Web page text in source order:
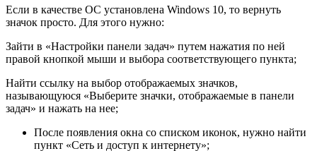
Если в качестве ОС установлена Windows 10, то вернуть
значок просто. Для этого нужно:
Зайти в «Настройки панели задач» путем нажатия по ней
правой кнопкой мыши и выбора соответствующего пункта;
Найти ссылку на выбор отображаемых значков,
называющуюся «Выберите значки, отображаемые в панели
задач» и нажать на нее;
После появления окна со списком иконок, нужно найти
пункт «Сеть и доступ к интернету»;